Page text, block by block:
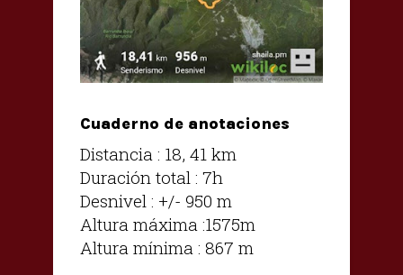
Cuaderno de anotaciones
Distancia : 18, 41 km
Duración total : 7h
Desnivel : +/- 950 m
Altura máxima :1575m
Altura mínima : 867 m